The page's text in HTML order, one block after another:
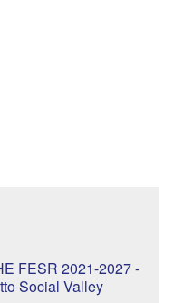
FESR 2021-2027 -
Social Valley